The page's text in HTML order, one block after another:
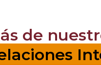
de